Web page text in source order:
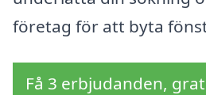
företag för att byta
Få 3 erbjudanden,